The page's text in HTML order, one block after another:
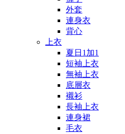
外套
連身衣
背心
上衣
夏日1加1
短袖上衣
無袖上衣
底層衣
襯衫
長袖上衣
連身裙
毛衣